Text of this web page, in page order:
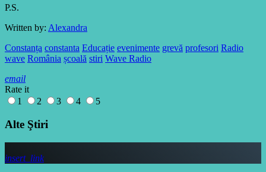
P.S.
Written by: Alexandra
Constanța constanta Educație evenimente grevă profesori Radio
wave România școală stiri Wave Radio
email
Rate it
1
2 3 4 5
Alte Ştiri
insert_link